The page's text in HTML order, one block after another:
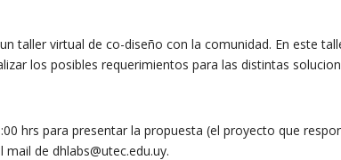
taller virtual de co-diseño con la comunidad. En este
los posibles requerimientos para las distintas
hrs para presentar la propuesta (el proyecto que
de dhlabs@utec.edu.uy.